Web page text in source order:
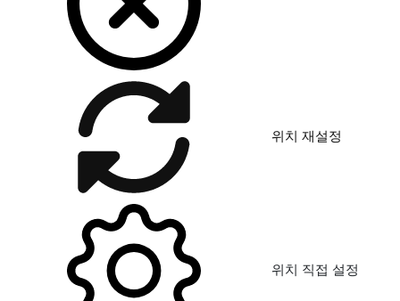
위치 재설정
위치 직접 설정